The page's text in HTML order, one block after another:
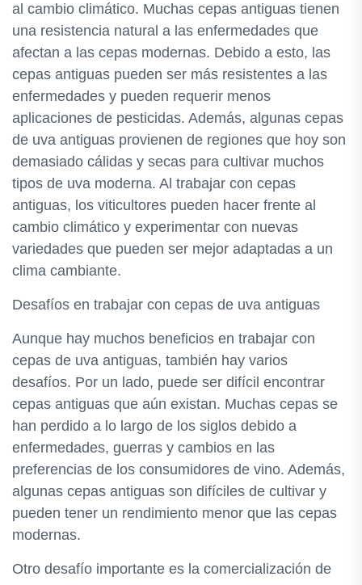
al cambio climático. Muchas cepas antiguas tienen
una resistencia natural a las enfermedades que
afectan a las cepas modernas. Debido a esto, las
cepas antiguas pueden ser más resistentes a las
enfermedades y pueden requerir menos
aplicaciones de pesticidas. Además, algunas cepas
de uva antiguas provienen de regiones que hoy son
demasiado cálidas y secas para cultivar muchos
tipos de uva moderna. Al trabajar con cepas
antiguas, los viticultores pueden hacer frente al
cambio climático y experimentar con nuevas
variedades que pueden ser mejor adaptadas a un
clima cambiante.
Desafíos en trabajar con cepas de uva antiguas
Aunque hay muchos beneficios en trabajar con
cepas de uva antiguas, también hay varios
desafíos. Por un lado, puede ser difícil encontrar
cepas antiguas que aún existan. Muchas cepas se
han perdido a lo largo de los siglos debido a
enfermedades, guerras y cambios en las
preferencias de los consumidores de vino. Además,
algunas cepas antiguas son difíciles de cultivar y
pueden tener un rendimiento menor que las cepas
modernas.
Otro desafío importante es la comercialización de